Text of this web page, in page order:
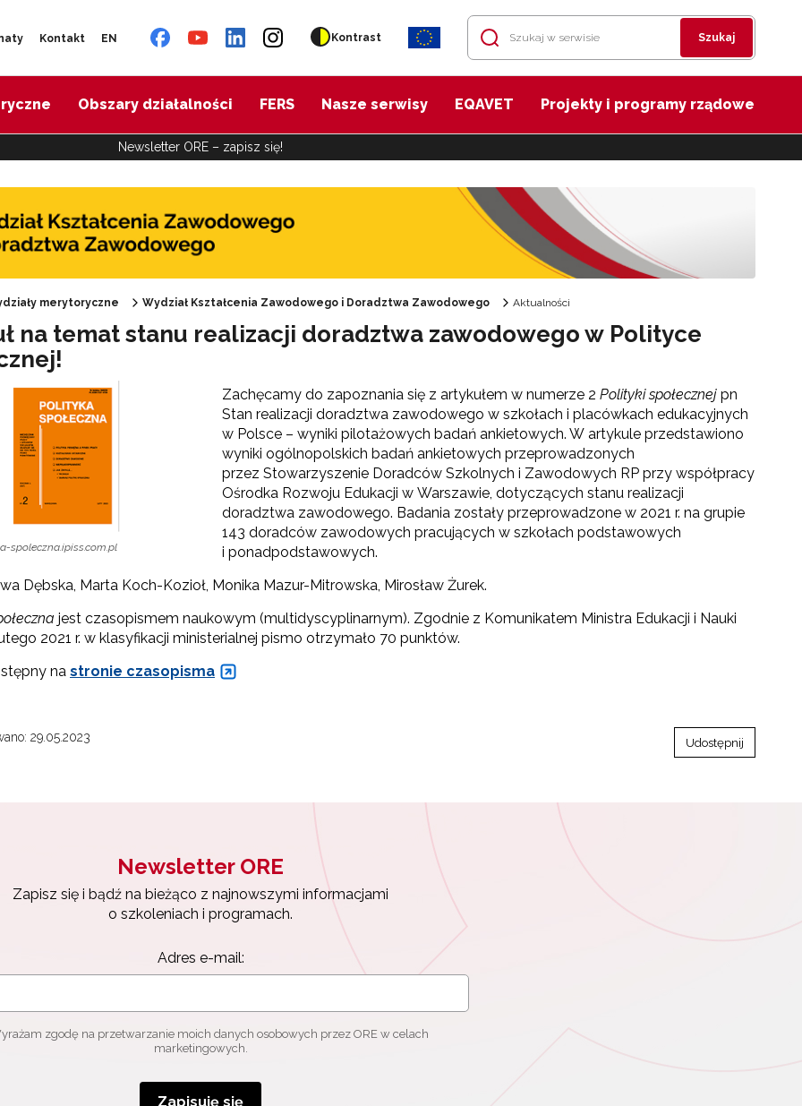
Kontakt EN Kontrast Szukaj
Obszary działalności FERS Nasze serwisy EQAVET Projekty i programy rządowe
Newsletter ORE – zapisz się!
doskonalenia"
branżowe"
wsparcia"
merytoryczne Wydział Kształcenia Zawodowego i Doradztwa Zawodowego Aktualności
na temat stanu realizacji doradztwa zawodowego w Polityce
spoleczna.ipiss.com.pl
Zachęcamy do zapoznania się z artykułem w numerze 2 Polityki społecznej pn
Stan realizacji doradztwa zawodowego w szkołach i placówkach edukacyjnych
w Polsce – wyniki pilotażowych badań ankietowych. W artykule przedstawiono
wyniki ogólnopolskich badań ankietowych przeprowadzonych
przez Stowarzyszenie Doradców Szkolnych i Zawodowych RP przy współpracy
Ośrodka Rozwoju Edukacji w Warszawie, dotyczących stanu realizacji
doradztwa zawodowego. Badania zostały przeprowadzone w 2021 r. na grupie
143 doradców zawodowych pracujących w szkołach podstawowych
i ponadpodstawowych.
Dębska, Marta Koch-Kozioł, Monika Mazur-Mitrowska, Mirosław Żurek.
jest czasopismem naukowym (multidyscyplinarnym). Zgodnie z Komunikatem Ministra Edukacji i Nauki
2021 r. w klasyfikacji ministerialnej pismo otrzymało 70 punktów.
na stronie czasopisma
29.05.2023 Udostępnij
Newsletter ORE
Zapisz się i bądź na bieżąco z najnowszymi informacjami
o szkoleniach i programach.
Adres e-mail:
zgodę na przetwarzanie moich danych osobowych przez ORE w celach
marketingowych.
Zapisuję się